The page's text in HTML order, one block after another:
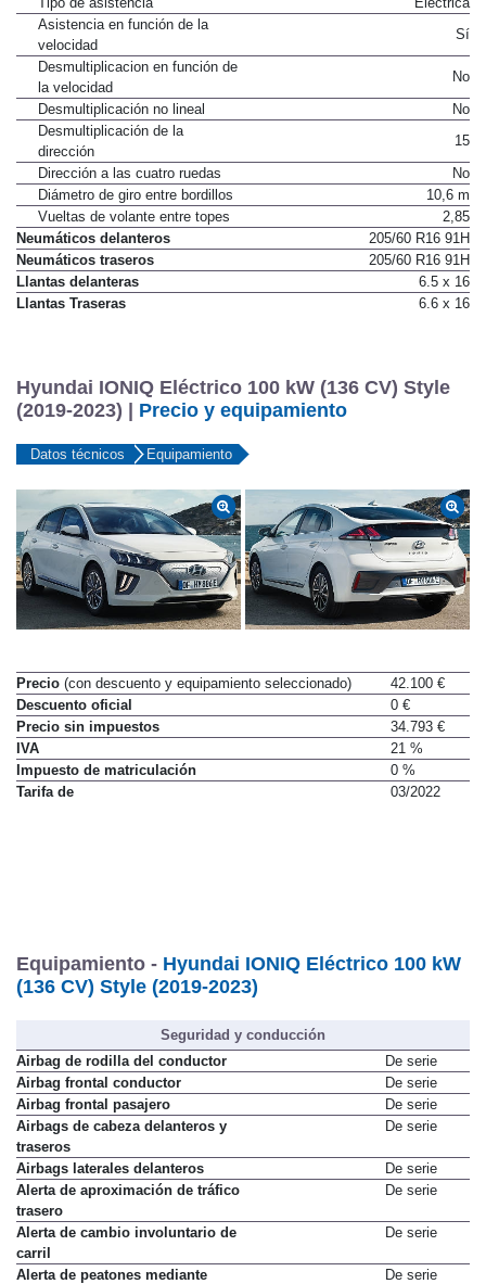
Asistencia en función de la
velocidad
Sí
Desmultiplicacion en función de
la velocidad
No
Desmultiplicación no lineal
No
Desmultiplicación de la
dirección
15
Dirección a las cuatro ruedas
No
Diámetro de giro entre bordillos
10,6 m
Vueltas de volante entre topes
2,85
Neumáticos delanteros
205/60 R16 91H
Neumáticos traseros
205/60 R16 91H
Llantas delanteras
6.5 x 16
Llantas Traseras
6.6 x 16
Hyundai IONIQ Eléctrico 100 kW (136 CV) Style
(2019-2023) | Precio y equipamiento
Datos técnicos Equipamiento
Precio (con descuento y equipamiento seleccionado)
42.100 €
Descuento oficial
0 €
Precio sin impuestos
34.793 €
IVA
21 %
Impuesto de matriculación
0 %
Tarifa de
03/2022
Equipamiento - Hyundai IONIQ Eléctrico 100 kW
(136 CV) Style (2019-2023)
Seguridad y conducción
Airbag de rodilla del conductor
De serie
Airbag frontal conductor
De serie
Airbag frontal pasajero
De serie
Airbags de cabeza delanteros y
traseros
De serie
Airbags laterales delanteros
De serie
Alerta de aproximación de tráfico
trasero
De serie
Alerta de cambio involuntario de
carril
De serie
Alerta de peatones mediante
De serie